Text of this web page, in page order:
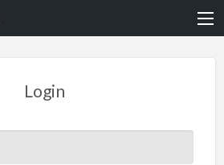
Login